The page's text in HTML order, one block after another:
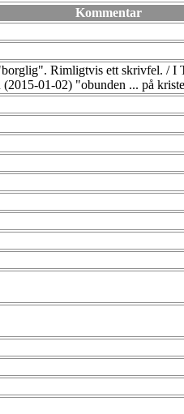
Kommentar
Rimligtvis ett skrivfel. / I
01-02) "obunden ... på